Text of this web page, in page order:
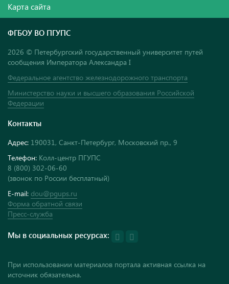
Карта сайта
ФГБОУ ВО ПГУПС
2026 © Петербургский государственный университет путей
сообщения Императора Александра I
Федеральное агентство железнодорожного транспорта
Министерство науки и высшего образования Российской
Федерации
Контакты
Адрес: 190031, Санкт-Петербург, Московский пр., 9
Телефон: Колл-центр ПГУПС
8 (800) 302-06-60
(звонок по России бесплатный)
E-mail: dou@pgups.ru
Форма обратной связи
Пресс-служба
Мы в социальных ресурсах:
При использовании материалов портала активная ссылка на
источник обязательна.